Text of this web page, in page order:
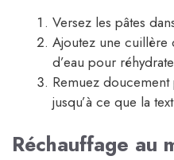
Versez les pâtes
Ajoutez une
d’eau pour
Remuez
jusqu’à ce que la
Réchauffage au